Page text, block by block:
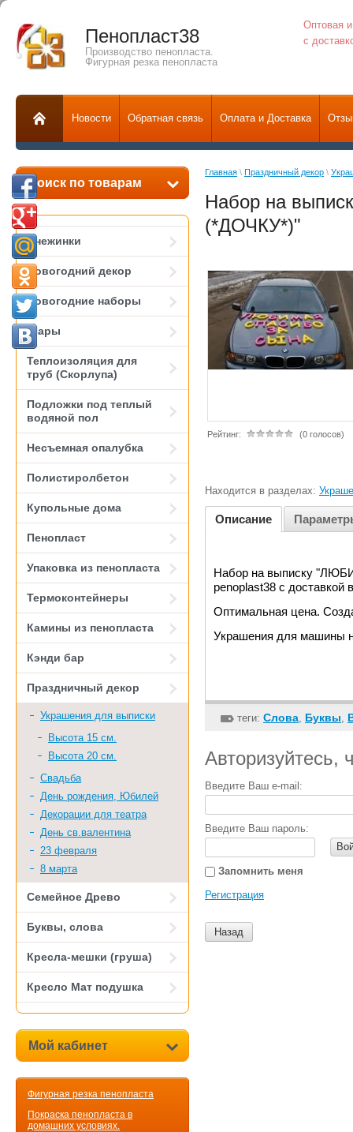
Пенопласт38
Производство пенопласта.
Фигурная резка пенопласта
Оптовая
с
Новости Обратная связь Оплата и Доставка
Поиск по товарам
Снежинки
Новогодний декор
Новогодние наборы
Шары
Теплоизоляция для
труб (Скорлупа)
Подложки под теплый
водяной пол
Несъемная опалубка
Полистиролбетон
Купольные дома
Пенопласт
Упаковка из пенопласта
Термоконтейнеры
Камины из пенопласта
Кэнди бар
Праздничный декор
Украшения для выписки
Высота 15 см.
Высота 20 см.
Свадьба
День рождения, Юбилей
Декорации для театра
День св.валентина
23 февраля
8 марта
Семейное Древо
Буквы, слова
Кресла-мешки (груша)
Кресло Мат подушка
Мой кабинет
Фигурная резка пенопласта
Покраска пенопласта в
домашних условиях.
Главная \ Праздничный декор \
Набор на
(*ДОЧКУ*)"
Рейтинг: (0 голосов)
Находится в разделах:
Описание
Набор на выписку
penoplast38 с доставкой
Оптимальная цена.
Украшения для машины
теги: Слова, Буквы,
Авторизуйтесь,
Введите Ваш e-mail:
Введите Ваш пароль:
Запомнить меня
Регистрация
Назад